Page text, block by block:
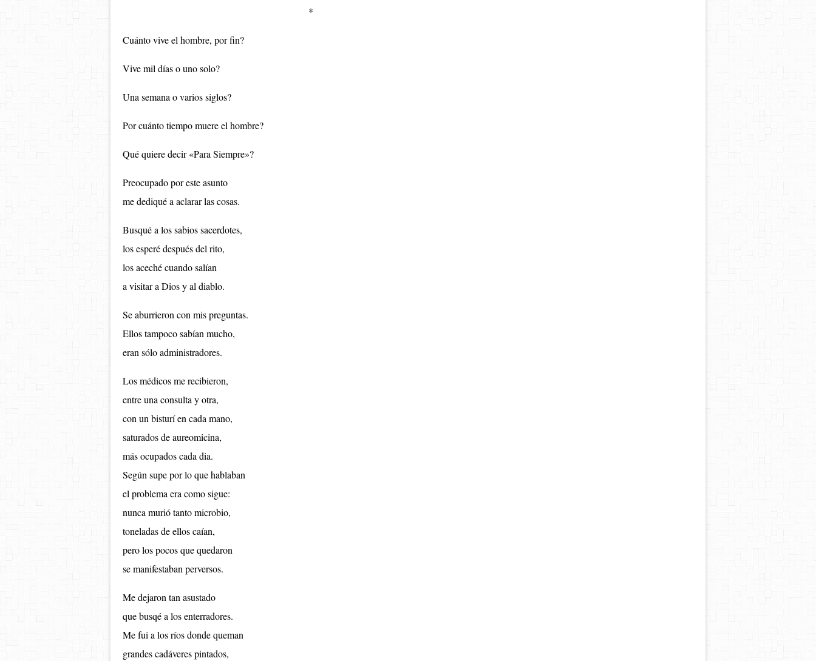
*
Cuánto vive el hombre, por fin?
Vive mil días o uno solo?
Una semana o varios siglos?
Por cuánto tiempo muere el hombre?
Qué quiere decir «Para Siempre»?
Preocupado por este asunto
me dediqué a aclarar las cosas.
Busqué a los sabios sacerdotes,
los esperé después del rito,
los aceché cuando salían
a visitar a Dios y al diablo.
Se aburrieron con mis preguntas.
Ellos tampoco sabían mucho,
eran sólo administradores.
Los médicos me recibieron,
entre una consulta y otra,
con un bisturí en cada mano,
saturados de aureomicina,
más ocupados cada dia.
Según supe por lo que hablaban
el problema era como sigue:
nunca murió tanto microbio,
toneladas de ellos caían,
pero los pocos que quedaron
se manifestaban perversos.
Me dejaron tan asustado
que busqé a los enterradores.
Me fui a los ríos donde queman
grandes cadáveres pintados,